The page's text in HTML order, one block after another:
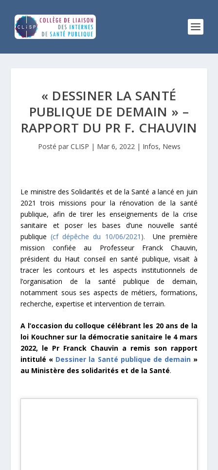
« DESSINER LA SANTÉ
PUBLIQUE DE DEMAIN » –
RAPPORT DU PR F. CHAUVIN
Posté par CLISP | Mar 6, 2022| Infos, News
Le ministre des Solidarités et de la Santé a lancé en juin
2021 trois missions pour la rénovation de la santé
publique, afin de tirer les enseignements de la crise
sanitaire et poser les bases d’une nouvelle santé
publique (cf dépêche du 10/06/2021 ). Une première
mission confiée au Professeur Franck Chauvin,
président du Haut conseil en santé publique, visait à
tracer les contours et les aspects institutionnels de
l’organisation de la santé publique de demain,
notamment sous ses aspects de métiers, formations,
recherche, expertise et intervention de terrain.
A l’occasion du colloque célébrant les 20 ans de la
loi Kouchner sur la démocratie sanitaire le 4 mars
2022, le Pr Franck Chauvin a remis son rapport
intitulé « Dessiner la Santé publique de demain»
au Ministère des solidarités et de la Santé.